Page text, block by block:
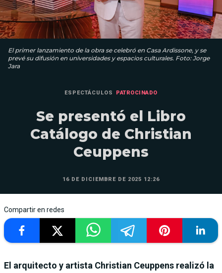
El primer lanzamiento de la obra se celebró en Casa Ardissone, y se
prevé su difusión en universidades y espacios culturales. Foto: Jorge
Jara
ESPECTÁCULOS PATROCINADO
Se presentó el Libro
Catálogo de Christian
Ceuppens
16 DE DICIEMBRE DE 2025 12:26
Compartir en redes
El arquitecto y artista Christian Ceuppens realizó la